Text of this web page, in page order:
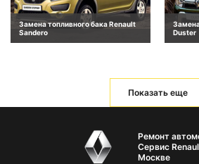
Замена топливного бака Renault
Sandero
Duster
Показать еще
Ремонт
Сервис
Москве